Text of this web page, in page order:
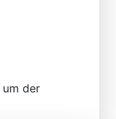
um der